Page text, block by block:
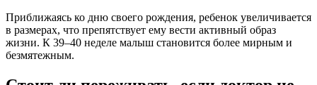
Приближаясь ко дню своего рождения, ребенок увеличивается
в размерах, что препятствует ему вести активный образ
жизни. К 39–40 неделе малыш становится более мирным и
безмятежным.